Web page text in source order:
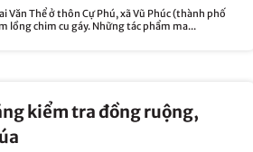
Văn Thể ở thôn Cự Phú, xã Vũ Phúc (thành phố
lồng chim cu gáy. Những tác phẩm ma...
kiểm tra đồng ruộng,